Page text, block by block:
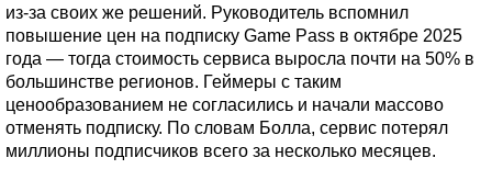
из-за своих же решений. Руководитель вспомнил
повышение цен на подписку Game Pass в октябре 2025
года — тогда стоимость сервиса выросла почти на 50% в
большинстве регионов. Геймеры с таким
ценообразованием не согласились и начали массово
отменять подписку. По словам Болла, сервис потерял
миллионы подписчиков всего за несколько месяцев.